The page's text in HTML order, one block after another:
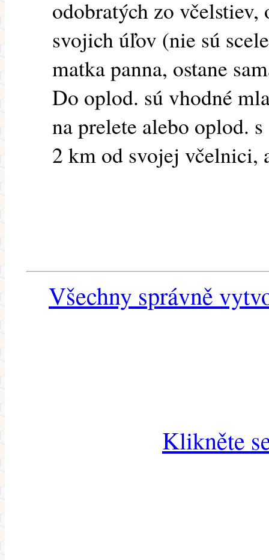
odobratých zo včelstiev,
svojich úľov (nie sú
matka panna, ostane
Do oplod. sú vhodné
na prelete alebo oplod.
2 km od svojej včelnici,
Všechny správně
Klikněte